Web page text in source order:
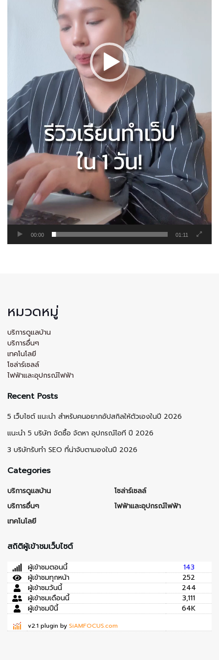
00:00 01:11
หมวดหมู่
บริการดูแลบ้าน
บริการอื่นๆ
เทคโนโลยี
โซล่าร์เซลล์
ไฟฟ้าและอุปกรณ์ไฟฟ้า
Recent Posts
5 เว็บไซต์ แนะนำ สำหรับคนอยากอัปสกิลให้ตัวเองในปี 2026
แนะนำ 5 บริษัท จัดซื้อ จัดหา อุปกรณ์ไอที ปี 2026
3 บริษัทรับทำ SEO ที่น่าจับตามองในปี 2026
Categories
บริการดูแลบ้าน
บริการอื่นๆ
เทคโนโลยี
โซล่าร์เซลล์
ไฟฟ้าและอุปกรณ์ไฟฟ้า
สถิติผู้เข้าชมเว็บไซต์
ผู้เข้าชมตอนนี้
143
ผู้เข้าชมทุกหน้า
252
ผู้เข้าชมวันนี้
244
ผู้เข้าชมเดือนนี้
3,111
ผู้เข้าชมปีนี้
64K
v2.1 plugin by SiAMFOCUS.com